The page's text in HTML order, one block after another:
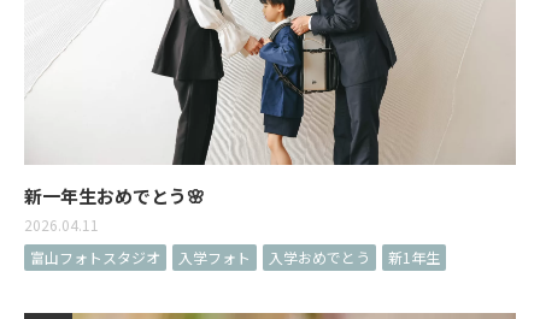
新一年生おめでとう🌸
2026.04.11
富山フォトスタジオ
入学フォト 入学おめでとう 新1年生